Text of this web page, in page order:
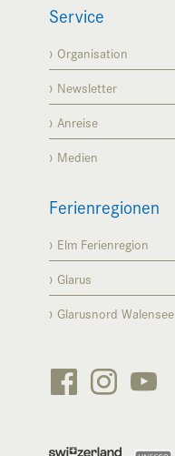
Service
Organisation
Newsletter
Anreise
Medien
Ferienregionen
Elm Ferienregion
Glarus
Glarusnord Walensee

 